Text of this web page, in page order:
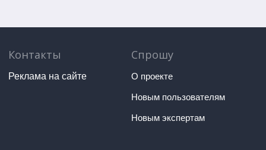
Контакты
Реклама на сайте
Спрошу
О проекте
Новым пользователям
Новым экспертам